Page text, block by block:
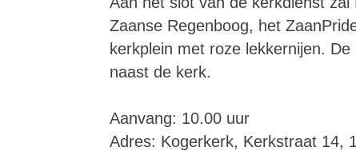
Zaanse Regenboog, het
kerkplein met roze lekkernijen.
naast de kerk.
Aanvang: 10.00 uur
Adres: Kogerkerk, Kerkstraat 14,